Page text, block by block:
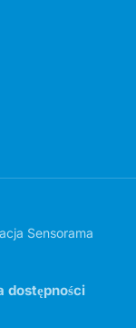
Sensorama
dostępności